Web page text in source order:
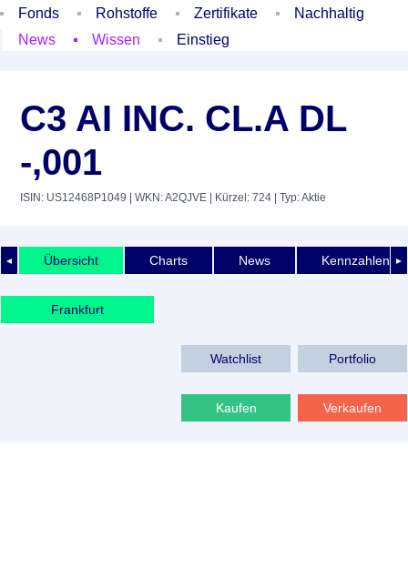
Fonds
Rohstoffe Zertifikate
Nachhaltig
News
Wissen Einstieg
C3 AI INC. CL.A DL
-,001
ISIN: US12468P1049 | WKN: A2QJVE | Kürzel: 724 | Typ: Aktie
◄ ►
Übersicht Charts News Kennzahlen
Frankfurt
Watchlist Portfolio
Kaufen Verkaufen